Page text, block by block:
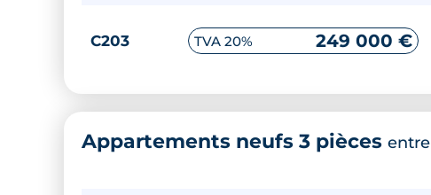
C203 TVA 20% 249 000 €
Appartements neufs 3 pièces entre